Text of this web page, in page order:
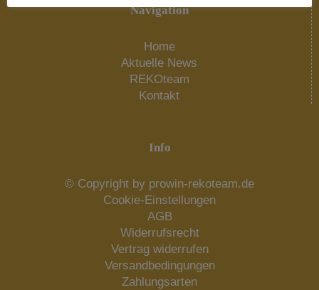
Navigation
Home
Aktuelle News
REKOteam
Kontakt
Info
© Copyright by prowin-rekoteam.de
Cookie-Einstellungen
AGB
Widerrufsrecht
Vertrag widerrufen
Versandbedingungen
Zahlungsarten